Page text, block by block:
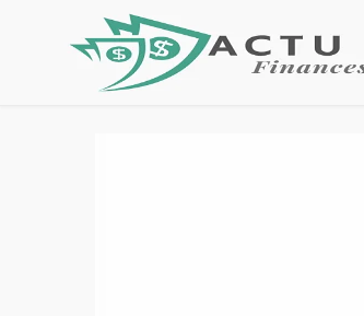
Crédit Finances